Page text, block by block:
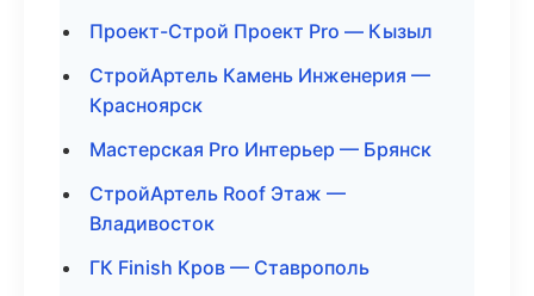
Проект-Строй Проект Pro — Кызыл
СтройАртель Камень Инженерия —
Красноярск
Мастерская Pro Интерьер — Брянск
СтройАртель Roof Этаж —
Владивосток
ГК Finish Кров — Ставрополь